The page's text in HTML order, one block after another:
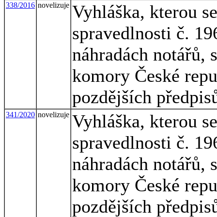
338/2016 novelizuje Vyhláška, kterou
spravedlnosti č.
náhradách notářů,
komory České
pozdějších
341/2020 novelizuje Vyhláška, kterou
spravedlnosti č.
náhradách notářů,
komory České
pozdějších